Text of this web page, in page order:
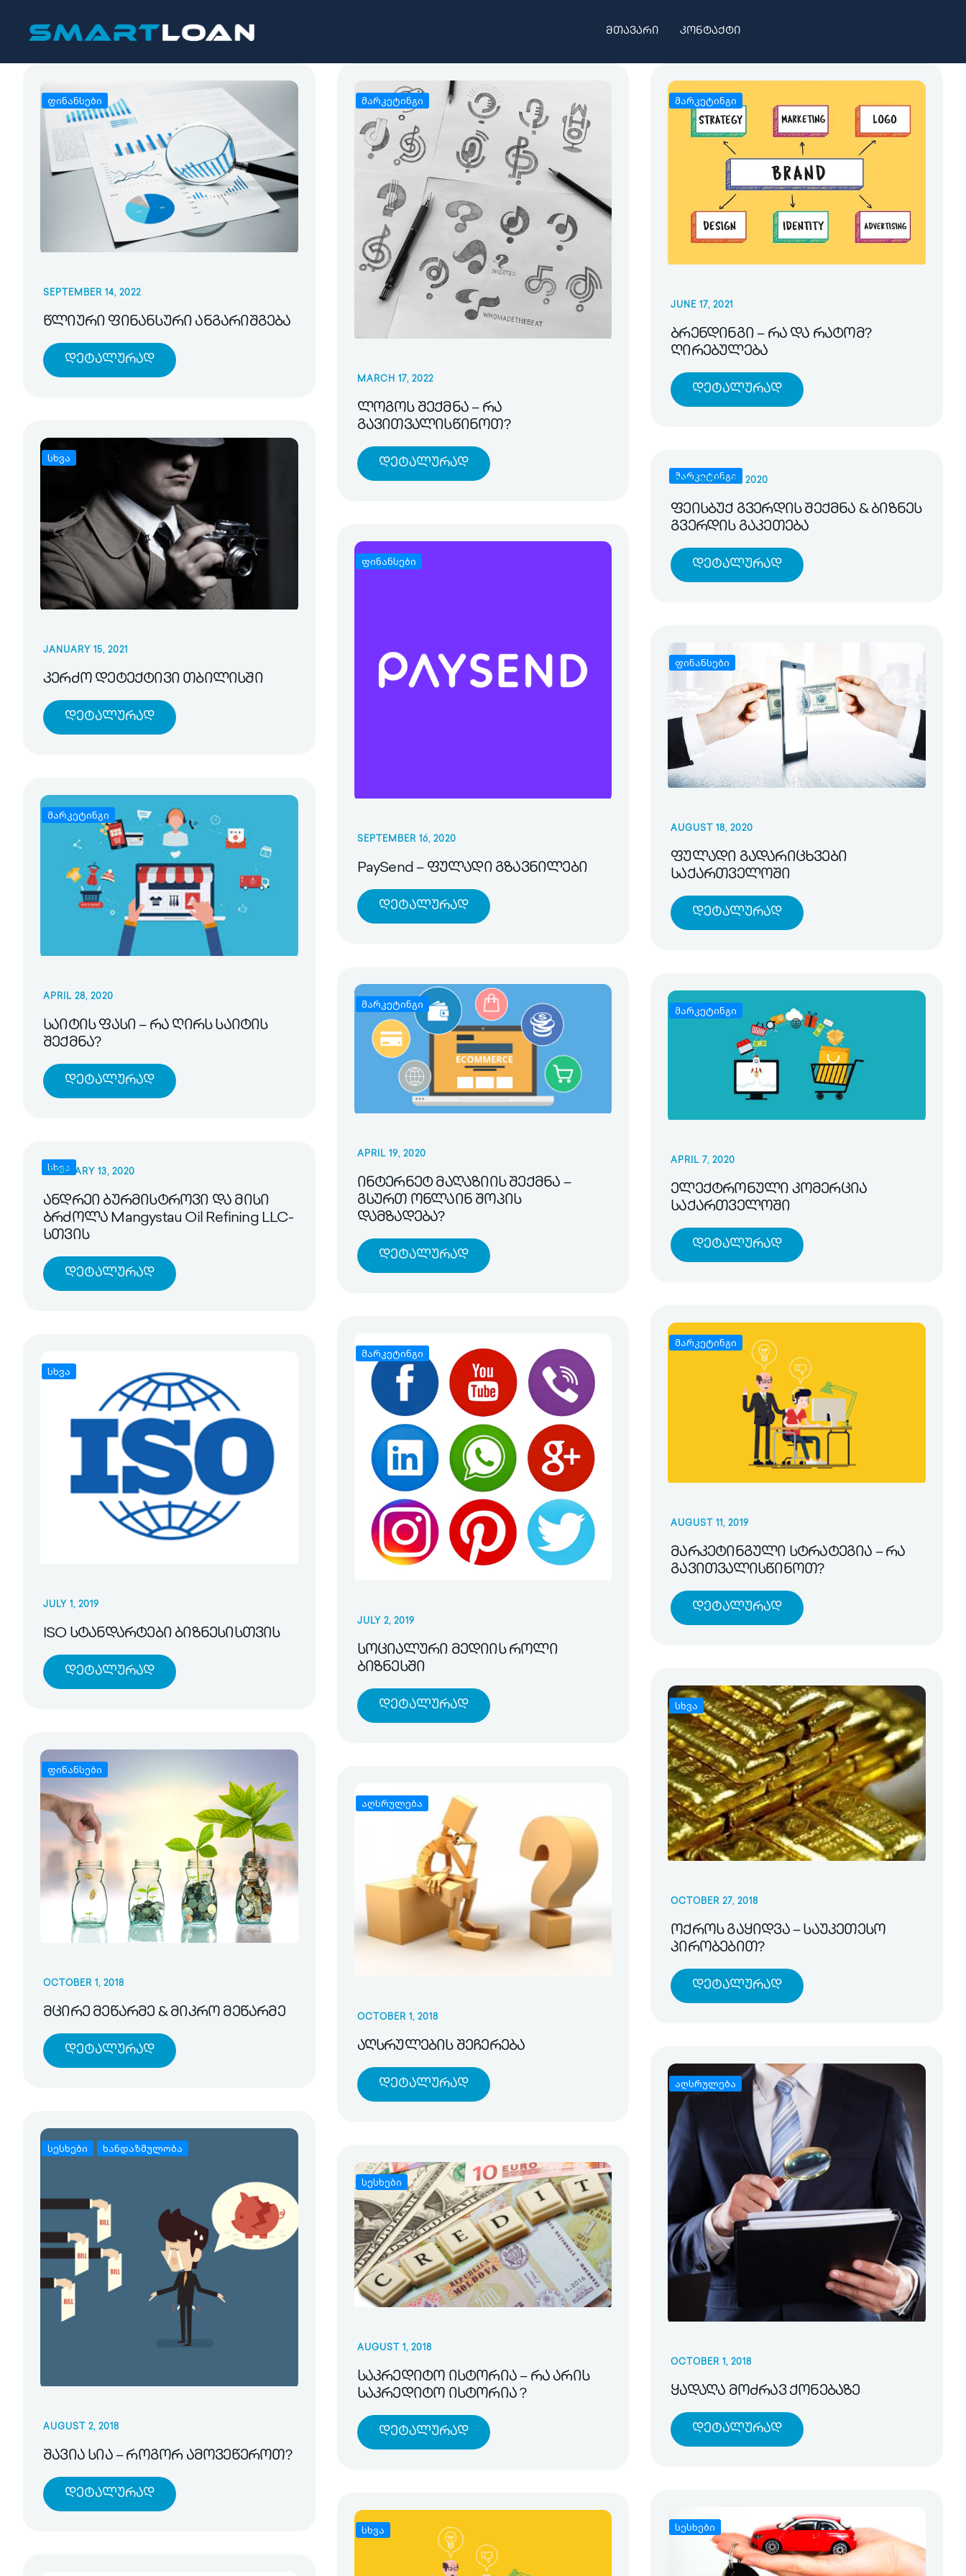
მთავარი კონტაქტი
ფინანსები
SEPTEMBER 14, 2022
წლიური ფინანსური ანგარიშგება
Დეტალურად
მარკეტინგი
MARCH 17, 2022
ლოგოს შექმნა – რა
გავითვალისწინოთ?
Დეტალურად
მარკეტინგი
JUNE 17, 2021
ბრენდინგი – რა და რატომ?
ღირებულება
Დეტალურად
სხვა
JANUARY 15, 2021
კერძო დეტექტივი თბილისში
Დეტალურად
მარკეტინგი
NOVEMBER 25, 2020
ფეისბუქ გვერდის შექმნა & ბიზნეს
გვერდის გაკეთება
Დეტალურად
ფინანსები
SEPTEMBER 16, 2020
PaySend – ფულადი გზავნილები
Დეტალურად
ფინანსები
AUGUST 18, 2020
ფულადი გადარიცხვები
საქართველოში
Დეტალურად
მარკეტინგი
APRIL 28, 2020
საიტის ფასი – რა ღირს საიტის
შექმნა?
Დეტალურად
მარკეტინგი
APRIL 19, 2020
ინტერნეტ მაღაზიის შექმნა –
გსურთ ონლაინ შოპის
დამზადება?
Დეტალურად
მარკეტინგი
APRIL 7, 2020
ელექტრონული კომერცია
საქართველოში
Დეტალურად
სხვა
FEBRUARY 13, 2020
ანდრეი ბურმისტროვი და მისი
ბრძოლა Mangystau Oil Refining LLC-
სთვის
Დეტალურად
მარკეტინგი
AUGUST 11, 2019
მარკეტინგული სტრატეგია – რა
გავითვალისწინოთ?
Დეტალურად
მარკეტინგი
JULY 2, 2019
სოციალური მედიის როლი
ბიზნესში
Დეტალურად
სხვა
JULY 1, 2019
ISO სტანდარტები ბიზნესისთვის
Დეტალურად
სხვა
OCTOBER 27, 2018
ოქროს გაყიდვა – საუკეთესო
პირობებით?
Დეტალურად
ფინანსები
OCTOBER 1, 2018
მცირე მეწარმე & მიკრო მეწარმე
Დეტალურად
აღსრულება
OCTOBER 1, 2018
აღსრულების შეჩერება
Დეტალურად აღსრულება
OCTOBER 1, 2018
ყადაღა მოძრავ ქონებაზე
Დეტალურად
სესხები ხანდაზმულობა
AUGUST 2, 2018
შავია სია – როგორ ამოვეწეროთ?
Დეტალურად
სესხები
AUGUST 1, 2018
საკრედიტო ისტორია – რა არის
საკრედიტო ისტორია ?
Დეტალურად
სესხები
სხვა